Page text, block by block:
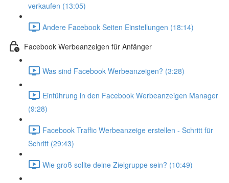
verkaufen (13:05)
Andere Facebook Seiten Einstellungen (18:14)
Facebook Werbeanzeigen für Anfänger
Was sind Facebook Werbeanzeigen? (3:28)
Einführung in den Facebook Werbeanzeigen Manager
(9:28)
Facebook Traffic Werbeanzeige erstellen - Schritt für
Schritt (29:43)
Wie groß sollte deine Zielgruppe sein? (10:49)